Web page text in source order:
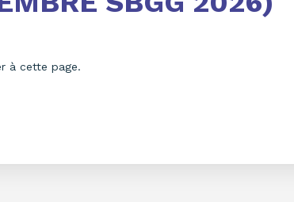
à cette page.